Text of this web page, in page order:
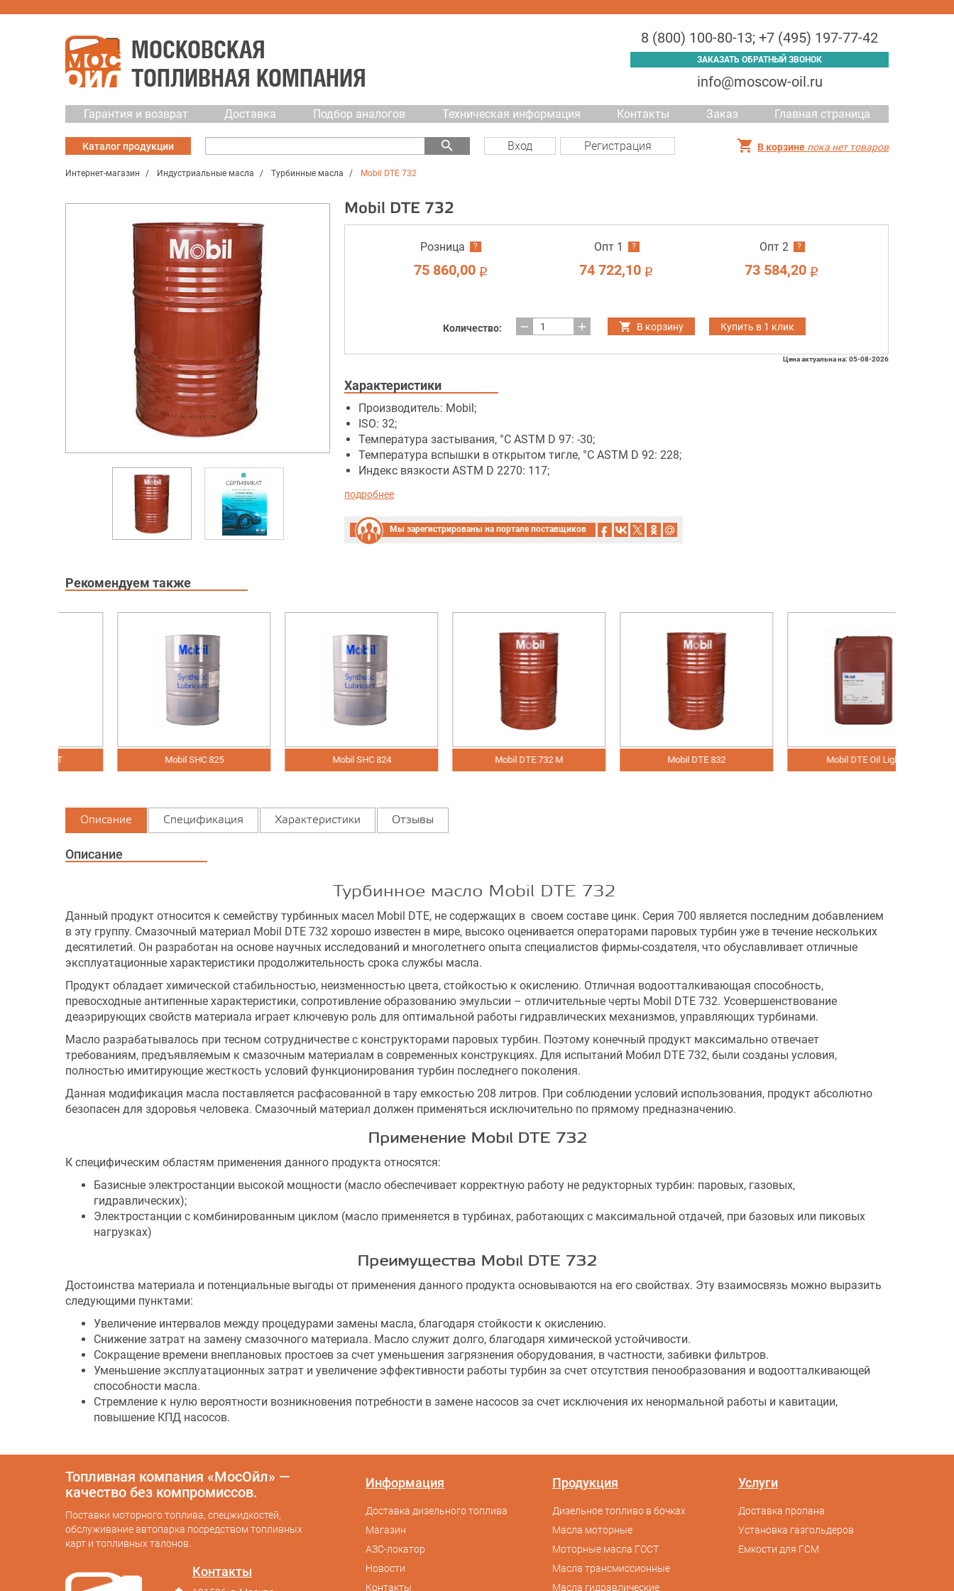
Гарантия и возврат Доставка Подбор аналогов Техническая информация Контакты Заказ Главная страница
МОСКОВСКАЯ
ТОПЛИВНАЯ КОМПАНИЯ
8 (800) 100-80-13; +7 (495) 197-77-42
ЗАКАЗАТЬ ОБРАТНЫЙ ЗВОНОК
info@moscow-oil.ru
search Вход Регистрация В корзине пока нет товаров
Каталог продукции
Интернет-магазин Индустриальные масла Турбинные масла Mobil DTE 732
Mobil DTE 732
Розница ?
75 860,00 i
Опт 1 ?
74 722,10 i
Опт 2 ?
73 584,20 i
Количество: remove add В корзину Купить в 1 клик
Цена актуальна на: 05-08-2026
Характеристики
Производитель: Mobil;
ISO: 32;
Температура застывания, °C ASTM D 97: -30;
Температура вспышки в открытом тигле, °C ASTM D 92: 228;
Индекс вязкости ASTM D 2270: 117;
подробнее
Мы зарегистрированы на портале поставщиков
Рекомендуем также
Mobil SHC 825 Mobil SHC 824 Mobil DTE 732 M Mobil DTE 832 Mobil DTE Oil Light
Описание Спецификация Характеристики Отзывы
Описание
Турбинное масло Mobil DTE 732
Данный продукт относится к семейству турбинных масел Mobil DTE, не содержащих в своем составе цинк. Серия 700 является последним добавлением
в эту группу. Смазочный материал Mobil DTE 732 хорошо известен в мире, высоко оценивается операторами паровых турбин уже в течение нескольких
десятилетий. Он разработан на основе научных исследований и многолетнего опыта специалистов фирмы-создателя, что обуславливает отличные
эксплуатационные характеристики продолжительность срока службы масла.
Продукт обладает химической стабильностью, неизменностью цвета, стойкостью к окислению. Отличная водоотталкивающая способность,
превосходные антипенные характеристики, сопротивление образованию эмульсии – отличительные черты Mobil DTE 732. Усовершенствование
деаэрирующих свойств материала играет ключевую роль для оптимальной работы гидравлических механизмов, управляющих турбинами.
Масло разрабатывалось при тесном сотрудничестве с конструкторами паровых турбин. Поэтому конечный продукт максимально отвечает
требованиям, предъявляемым к смазочным материалам в современных конструкциях. Для испытаний Мобил DTE 732, были созданы условия,
полностью имитирующие жесткость условий функционирования турбин последнего поколения.
Данная модификация масла поставляется расфасованной в тару емкостью 208 литров. При соблюдении условий использования, продукт абсолютно
безопасен для здоровья человека. Смазочный материал должен применяться исключительно по прямому предназначению.
Применение Mobil DTE 732
К специфическим областям применения данного продукта относятся:
Базисные электростанции высокой мощности (масло обеспечивает корректную работу не редукторных турбин: паровых, газовых,
гидравлических);
Электростанции с комбинированным циклом (масло применяется в турбинах, работающих с максимальной отдачей, при базовых или пиковых
нагрузках)
Преимущества Mobil DTE 732
Достоинства материала и потенциальные выгоды от применения данного продукта основываются на его свойствах. Эту взаимосвязь можно выразить
следующими пунктами:
Увеличение интервалов между процедурами замены масла, благодаря стойкости к окислению.
Снижение затрат на замену смазочного материала. Масло служит долго, благодаря химической устойчивости.
Сокращение времени внеплановых простоев за счет уменьшения загрязнения оборудования, в частности, забивки фильтров.
Уменьшение эксплуатационных затрат и увеличение эффективности работы турбин за счет отсутствия пенообразования и водоотталкивающей
способности масла.
Стремление к нулю вероятности возникновения потребности в замене насосов за счет исключения их ненормальной работы и кавитации,
повышение КПД насосов.
Информация
Доставка дизельного топлива
Магазин
АЗС-локатор
Новости
Контакты
Продукция
Дизельное топливо в бочках
Масла моторные
Моторные масла ГОСТ
Масла трансмиссионные
Масла гидравлические
Услуги
Доставка пропана
Установка газгольдеров
Емкости для ГСМ
Топливная компания «МосОйл» —
качество без компромиссов.
Поставки моторного топлива, спецжидкостей,
обслуживание автопарка посредством топливных
карт и топливных талонов.
Контакты